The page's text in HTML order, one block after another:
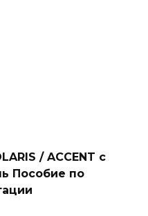
/ ACCENT с
Пособие по